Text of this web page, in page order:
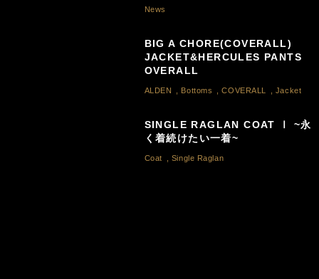
News
BIG A CHORE(COVERALL)
JACKET&HERCULES PANTS
OVERALL
ALDEN Bottoms ,COVERALL Jacket
SINGLE RAGLAN COAT Ⅰ ~永
く着続けたい一着~
Coat Single Raglan